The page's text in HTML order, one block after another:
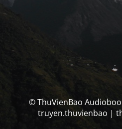
© ThuVienBao
truyen.thuvienbao |